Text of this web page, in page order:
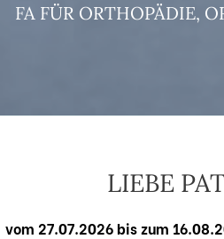
FA FÜR ORTHOPÄDIE,
LIEBE
vom 27.07.2026 bis zum